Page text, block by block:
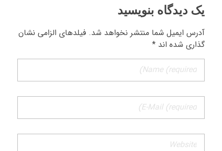
یک دیدگاه بنویسید
آدرس ایمیل شما منتشر نخواهد شد. فیلدهای الزامی نشان
گذاری شده اند *